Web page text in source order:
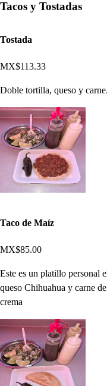
Tacos y Tostadas
Tostada
MX$113.33
Doble tortilla, queso y carne.
Taco de Maíz
MX$85.00
Este es un platillo personal
queso Chihuahua y carne
crema